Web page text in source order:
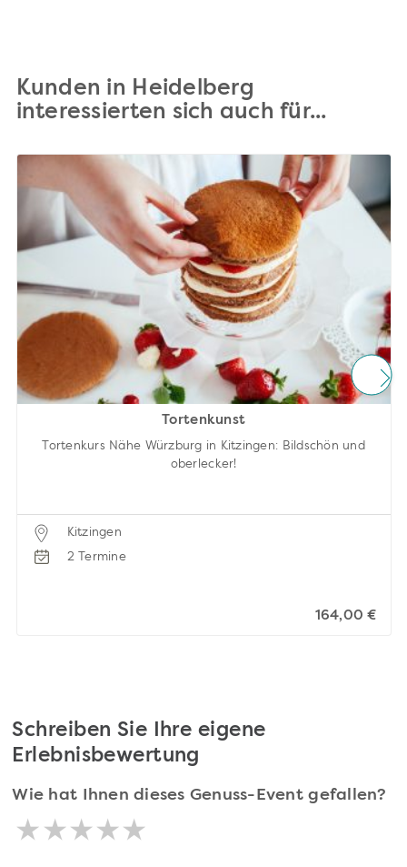
Kunden in Heidelberg
interessierten sich auch für...
Tortenkunst
Tortenkurs Nähe Würzburg in Kitzingen: Bildschön und
oberlecker!
Kitzingen
2 Termine
164,00 €
Schreiben Sie Ihre eigene
Erlebnisbewertung
Wie hat Ihnen dieses Genuss-Event gefallen?